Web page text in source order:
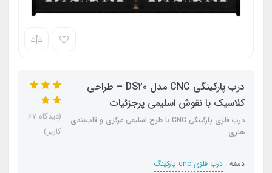
درب پارکینگی CNC مدل DS20 – طراحی
کلاسیک با نقوش اسلیمی پرجزئیات
درب فلزی پارکینگی CNC با طرح اسلیمی مرکزی و قاب‌بندی
هنری
دسته : درب فلزی cnc پارکینگ
(دیدگاه 67
کاربر)